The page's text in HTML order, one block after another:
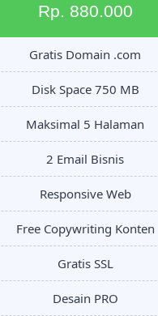
Rp. 880.000
Gratis Domain .com
Disk Space 750 MB
Maksimal 5 Halaman
2 Email Bisnis
Responsive Web
Free Copywriting Konten
Gratis SSL
Desain PRO